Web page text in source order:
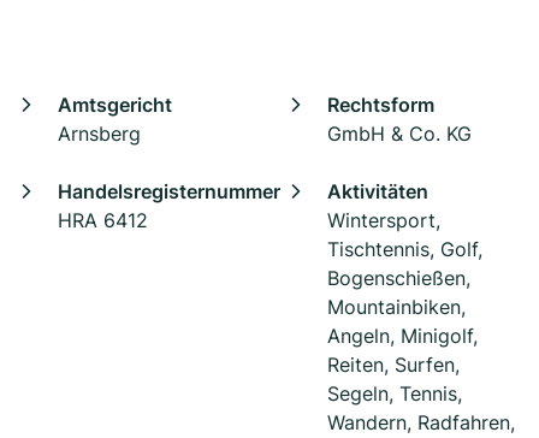
Amtsgericht
Arnsberg
Rechtsform
GmbH & Co. KG
Handelsregisternummer
HRA 6412
Aktivitäten
Wintersport,
Tischtennis, Golf,
Bogenschießen,
Mountainbiken,
Angeln, Minigolf,
Reiten, Surfen,
Segeln, Tennis,
Wandern, Radfahren,